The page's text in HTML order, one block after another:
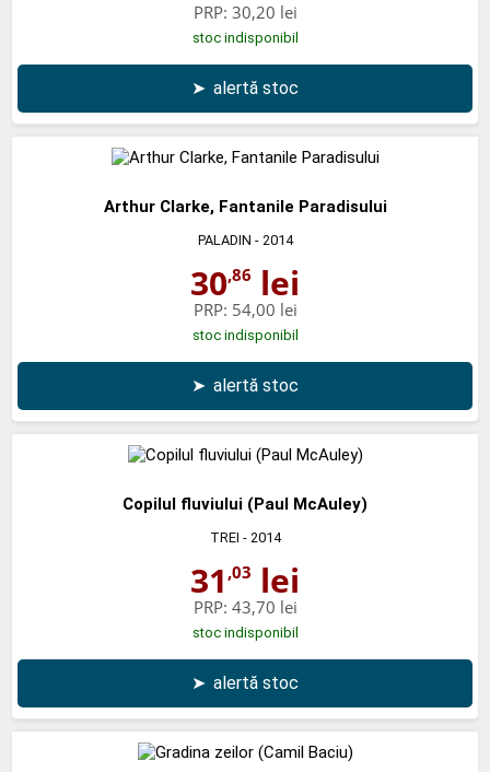
PRP: 30,20 lei
stoc indisponibil
➤ alertă stoc
Arthur Clarke, Fantanile Paradisului
PALADIN - 2014
30,86 lei
PRP: 54,00 lei
stoc indisponibil
➤ alertă stoc
Copilul fluviului (Paul McAuley)
TREI - 2014
31 ,03 lei
PRP: 43,70 lei
stoc indisponibil
➤ alertă stoc